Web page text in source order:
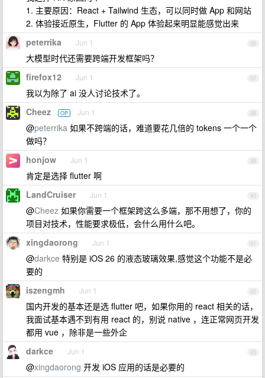
1. 主要原因：React + Tailwind 生态，可以同时做 App 和网站
2. 体验接近原生，Flutter 的 App 体验起来明显能感觉出来
36
peterrika Jun 1
大模型时代还需要跨端开发框架吗？
37
firefox12 Jun 1
我以为除了 ai 没人讨论技术了。
38
Cheez OP Jun 1
@peterrika 如果不跨端的话，难道要花几倍的 tokens 一个一个
做吗？
39
honjow Jun 1
肯定是选择 flutter 啊
40
LandCruiser Jun 1
@Cheez 如果你需要一个框架跨这么多端，那不用想了，你的
项目对技术，性能要求极低，会什么用什么吧。
41
xingdaorong Jun 1
@darkce 特别是 iOS 26 的液态玻璃效果,感觉这个功能不是必
要的
42
iszengmh Jun 1
国内开发的基本还是选 flutter 吧，如果你用的 react 相关的话，
我面试基本遇不到有用 react 的，别说 native ，连正常网页开发
都用 vue ，除非是一些外企
43
darkce Jun 1
@xingdaorong 开发 iOS 应用的话是必要的